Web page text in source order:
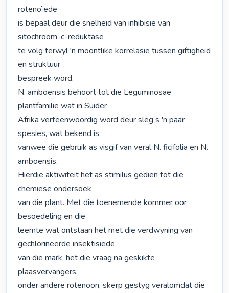
rotenoïede
is bepaal deur die snelheid van inhibisie van
sitochroom-c-reduktase
te volg terwyl 'n moontlike korrelasie tussen giftigheid
en struktuur
bespreek word.
N. amboensis behoort tot die Leguminosae
plantfamilie wat in Suider
Afrika verteenwoordig word deur sleg s 'n paar
spesies, wat bekend is
vanwee die gebruik as visgif van veral N. ficifolia en N.
amboensis.
Hierdie aktiwiteit het as stimilus gedien tot die
chemiese ondersoek
van die plant. Met die toenemende kommer oor
besoedeling en die
leemte wat ontstaan het met die verdwyning van
gechlorineerde insektisiede
van die mark, het die vraag na geskikte
plaasvervangers,
onder andere rotenoon, skerp gestyg veralomdat die